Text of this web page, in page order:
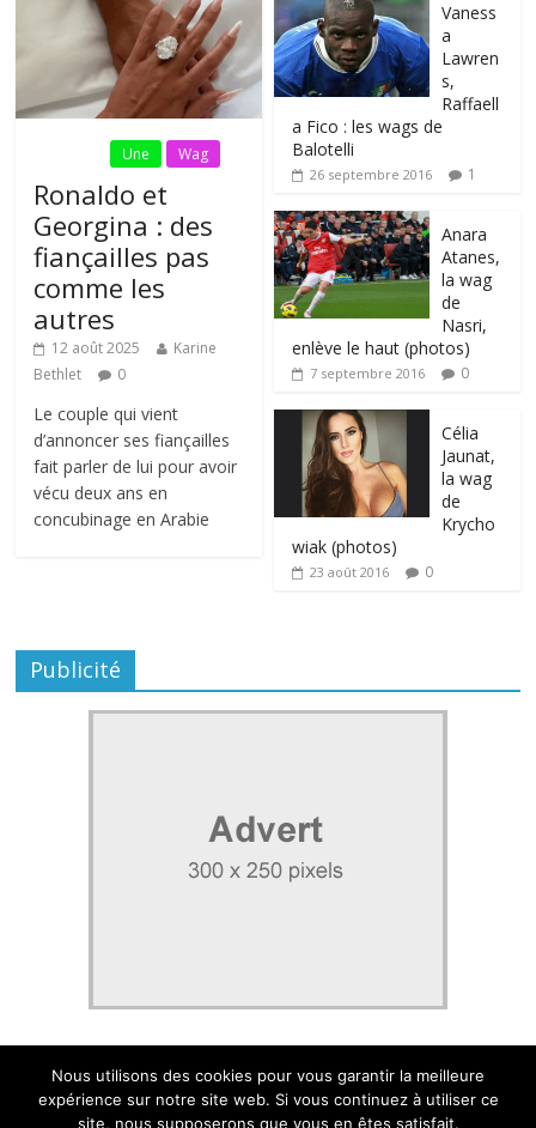
Une Wag
Ronaldo et
Georgina : des
fiançailles pas
comme les
autres
12 août 2025
Karine
Bethlet
0
Le couple qui vient
d’annoncer ses fiançailles
fait parler de lui pour avoir
vécu deux ans en
concubinage en Arabie
Vaness
a
Lawren
s,
Raffaell
a Fico : les wags de
Balotelli
26 septembre 2016 1
Anara
Atanes,
la wag
de
Nasri,
enlève le haut (photos)
7 septembre 2016 0
Célia
Jaunat,
la wag
de
Krycho
wiak (photos)
23 août 2016 0
Publicité
Nous utilisons des cookies pour vous garantir la meilleure
expérience sur notre site web. Si vous continuez à utiliser ce
site, nous supposerons que vous en êtes satisfait.